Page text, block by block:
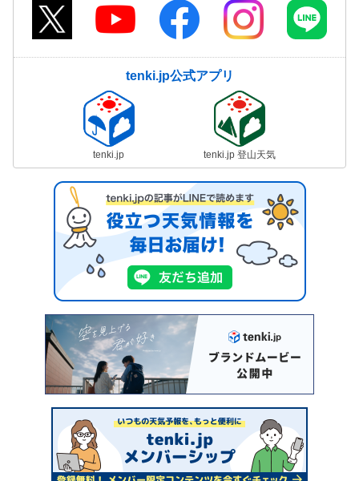
tenki.jp公式アプリ
tenki.jp tenki.jp 登山天気